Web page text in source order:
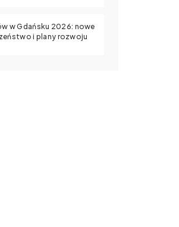
w Gdańsku 2026: nowe
i plany rozwoju